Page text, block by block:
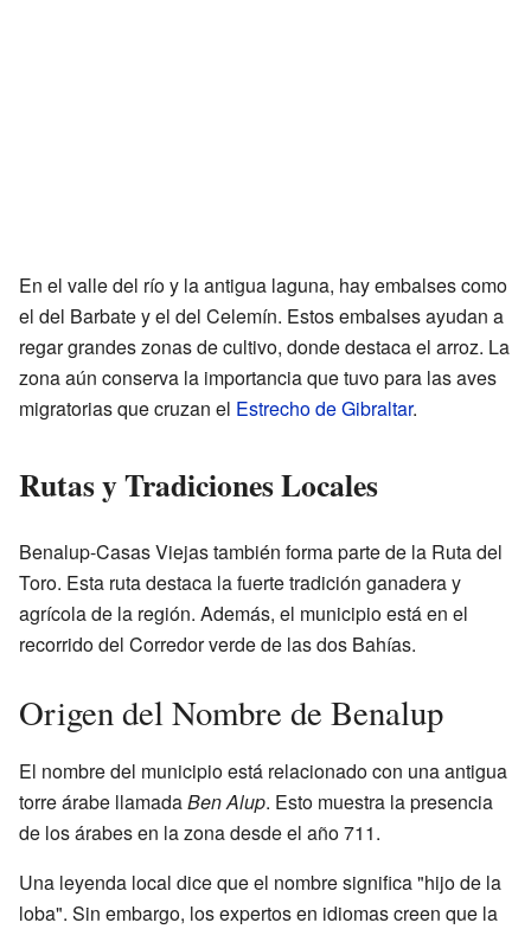
En el valle del río y la antigua laguna, hay embalses como
el del Barbate y el del Celemín. Estos embalses ayudan a
regar grandes zonas de cultivo, donde destaca el arroz. La
zona aún conserva la importancia que tuvo para las aves
migratorias que cruzan el Estrecho de Gibraltar.
Rutas y Tradiciones Locales
Benalup-Casas Viejas también forma parte de la Ruta del
Toro. Esta ruta destaca la fuerte tradición ganadera y
agrícola de la región. Además, el municipio está en el
recorrido del Corredor verde de las dos Bahías.
Origen del Nombre de Benalup
El nombre del municipio está relacionado con una antigua
torre árabe llamadaBen Alup. Esto muestra la presencia
de los árabes en la zona desde el año 711.
Una leyenda local dice que el nombre significa "hijo de la
loba". Sin embargo, los expertos en idiomas creen que la